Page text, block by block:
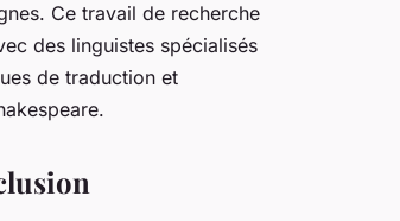
Ce travail de recherche
des linguistes spécialisés
de traduction et